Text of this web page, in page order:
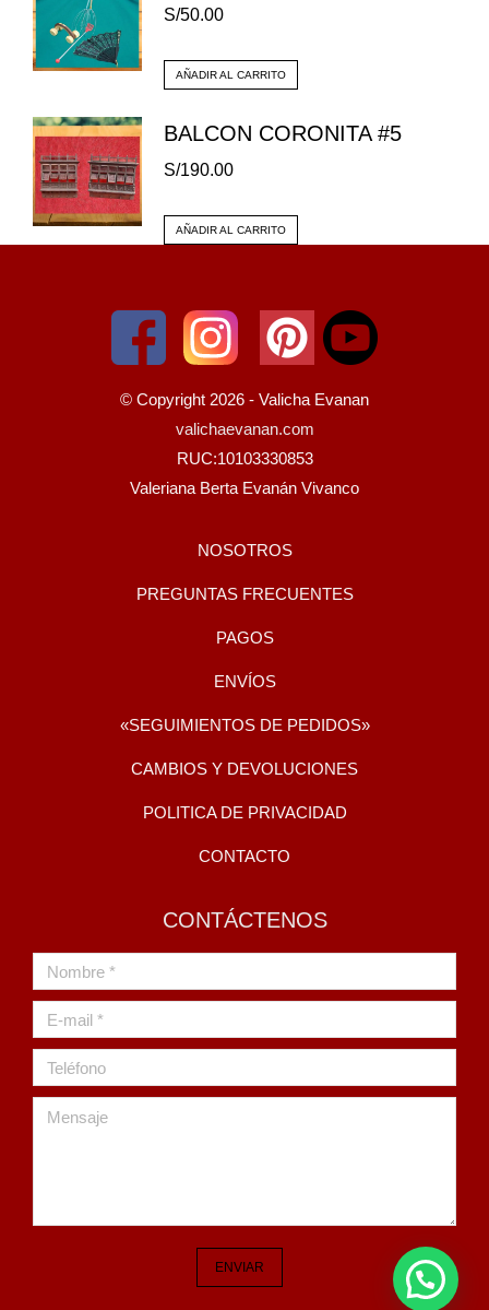
S/50.00
AÑADIR AL CARRITO
BALCON CORONITA #5
S/190.00
AÑADIR AL CARRITO
© Copyright 2026 - Valicha Evanan
valichaevanan.com
RUC:10103330853
Valeriana Berta Evanán Vivanco
NOSOTROS
PREGUNTAS FRECUENTES
PAGOS
ENVÍOS
«SEGUIMIENTOS DE PEDIDOS»
CAMBIOS Y DEVOLUCIONES
POLITICA DE PRIVACIDAD
CONTACTO
CONTÁCTENOS
Nombre *
E-mail *
Teléfono
Mensaje
ENVIAR